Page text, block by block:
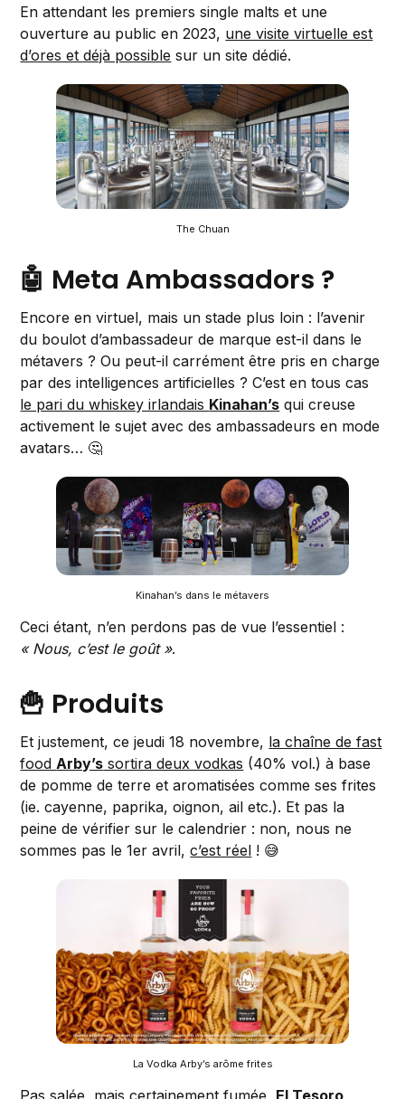
En attendant les premiers single malts et une
ouverture au public en 2023, une visite virtuelle est
d’ores et déjà possible sur un site dédié.
The Chuan
🤖 Meta Ambassadors ?
Encore en virtuel, mais un stade plus loin : l’avenir
du boulot d’ambassadeur de marque est-il dans le
métavers ? Ou peut-il carrément être pris en charge
par des intelligences artificielles ? C’est en tous cas
le pari du whiskey irlandais Kinahan’s qui creuse
activement le sujet avec des ambassadeurs en mode
avatars… 🤔
Kinahan’s dans le métavers
Ceci étant, n’en perdons pas de vue l’essentiel :
« Nous, c’est le goût ».
🍟 Produits
Et justement, ce jeudi 18 novembre, la chaîne de fast
food Arby’s sortira deux vodkas (40% vol.) à base
de pomme de terre et aromatisées comme ses frites
(ie. cayenne, paprika, oignon, ail etc.). Et pas la
peine de vérifier sur le calendrier : non, nous ne
sommes pas le 1er avril,c’est réel ! 😅
La Vodka Arby’s arôme frites
Pas salée, mais certainement fumée, El Tesoro